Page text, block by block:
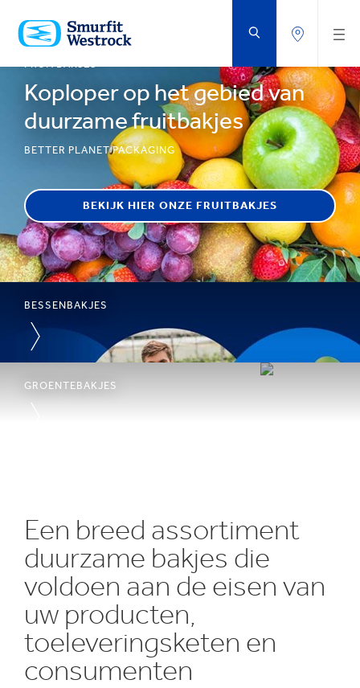
NAAR
DE
BELANGRIJKSTE
FRUITBAKJES
Koploper op het gebied van
duurzame fruitbakjes
BETTER PLANET PACKAGING
BEKIJK HIER ONZE FRUITBAKJES
BESSENBAKJES
GROENTEBAKJES
gebied
duurzame
Een breed assortiment
duurzame bakjes die
voldoen aan de eisen van
uw producten,
toeleveringsketen en
consumenten